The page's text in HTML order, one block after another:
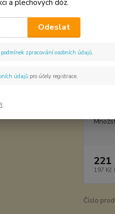
Tsire
masu,
221
197 Kč
Číslo
a plechových dóz.
Odeslat
podmínek zpracování osobních údajů.
údajůpro účely registrace.